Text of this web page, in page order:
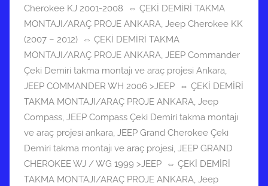
Cherokee KJ 2001-2008 ⇔ ÇEKİ DEMİRİ TAKMA
MONTAJI/ARAÇ PROJE ANKARA, Jeep Cherokee KK
(2007 – 2012) ⇔ ÇEKİ DEMİRİ TAKMA
MONTAJI/ARAÇ PROJE ANKARA, JEEP Commander
Çeki Demiri takma montajı ve araç projesi Ankara,
JEEP COMMANDER WH 2006 >JEEP ⇔ ÇEKİ DEMİRİ
TAKMA MONTAJI/ARAÇ PROJE ANKARA, Jeep
Compass, JEEP Compass Çeki Demiri takma montajı
ve araç projesi ankara, JEEP Grand Cherokee Çeki
Demiri takma montajı ve araç projesi, JEEP GRAND
CHEROKEE WJ / WG 1999 >JEEP ⇔ ÇEKİ DEMİRİ
TAKMA MONTAJI/ARAÇ PROJE ANKARA, Jeep